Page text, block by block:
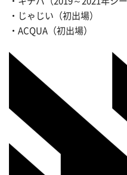
・じゃじい（初出場）
・ACQUA（初出場）